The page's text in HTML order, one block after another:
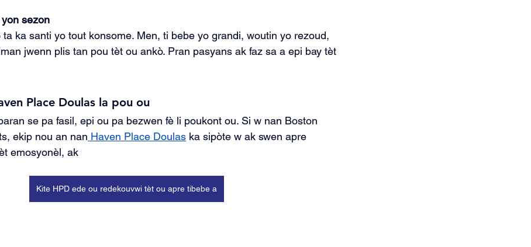
sezon
ka santi yo tout konsome. Men, ti bebe yo grandi, woutin yo rezoud,
jwenn plis tan pou tèt ou ankò. Pran pasyans ak faz sa a epi bay tèt
Place Doulas la pou ou
se pa fasil, epi ou pa bezwen fè li poukont ou. Si w nan Boston
ekip nou an nan Haven Place Doulas ka sipòte w ak swen apre
emosyonèl, ak
Kite HPD ede ou redekouvwi tèt ou apre tibebe a